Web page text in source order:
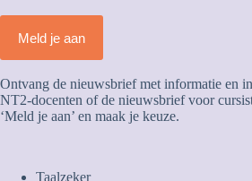
Meld je aan
Ontvang de nieuwsbrief met informatie en
NT2-docenten of de nieuwsbrief voor
‘Meld je aan’ en maak je keuze.
Taalzeker